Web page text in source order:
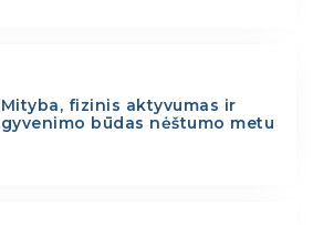
Mityba, fizinis aktyvumas ir
gyvenimo būdas nėštumo metu